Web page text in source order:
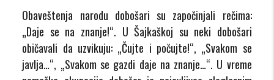
Obaveštenja narodu dobošari su započinjali rečima:
„Daje se na znanje!“. U Šajkaškoj su neki dobošari
običavali da uzvikuju: „Čujte i počujte!“, „Svakom se
javlja…“, „Svakom se gazdi daje na znanje…“. U vreme